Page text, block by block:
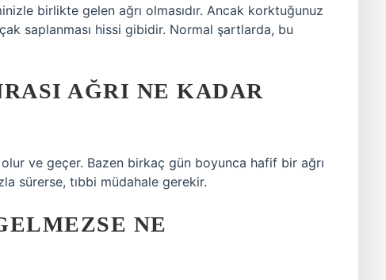
birlikte gelen ağrı olmasıdır. Ancak korktuğunuz
saplanması hissi gibidir. Normal şartlarda, bu
AĞRI NE KADAR
olur ve geçer. Bazen birkaç gün boyunca hafif bir ağrı
sürerse, tıbbi müdahale gerekir.
NE